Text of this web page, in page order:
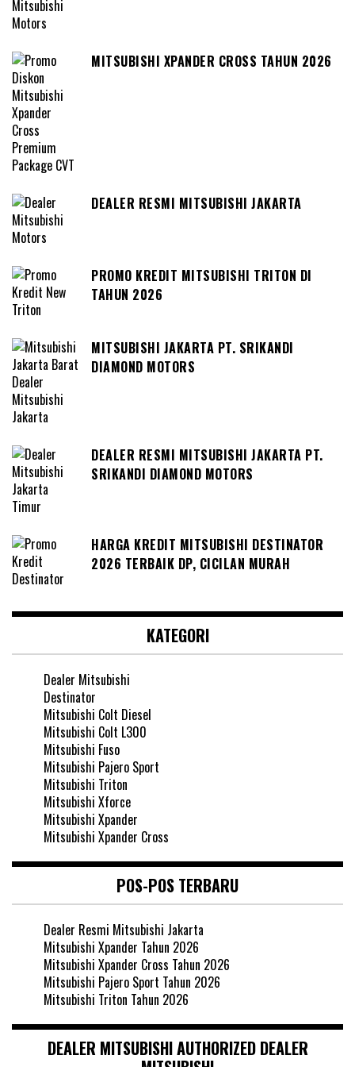
MITSUBISHI XPANDER CROSS TAHUN 2026
DEALER RESMI MITSUBISHI JAKARTA
PROMO KREDIT MITSUBISHI TRITON DI
TAHUN 2026
MITSUBISHI JAKARTA PT. SRIKANDI
DIAMOND MOTORS
DEALER RESMI MITSUBISHI JAKARTA PT.
SRIKANDI DIAMOND MOTORS
HARGA KREDIT MITSUBISHI DESTINATOR
2026 TERBAIK DP, CICILAN MURAH
KATEGORI
Dealer Mitsubishi
Destinator
Mitsubishi Colt Diesel
Mitsubishi Colt L300
Mitsubishi Fuso
Mitsubishi Pajero Sport
Mitsubishi Triton
Mitsubishi Xforce
Mitsubishi Xpander
Mitsubishi Xpander Cross
POS-POS TERBARU
Dealer Resmi Mitsubishi Jakarta
Mitsubishi Xpander Tahun 2026
Mitsubishi Xpander Cross Tahun 2026
Mitsubishi Pajero Sport Tahun 2026
Mitsubishi Triton Tahun 2026
DEALER MITSUBISHI AUTHORIZED DEALER